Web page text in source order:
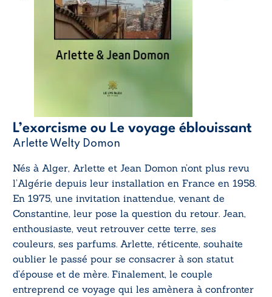
L’exorcisme ou Le voyage éblouissant
Arlette Welty Domon
Nés à Alger, Arlette et Jean Domon n’ont plus revu
l’Algérie depuis leur installation en France en 1958.
En 1975, une invitation inattendue, venant de
Constantine, leur pose la question du retour. Jean,
enthousiaste, veut retrouver cette terre, ses
couleurs, ses parfums. Arlette, réticente, souhaite
oublier le passé pour se consacrer à son statut
d’épouse et de mère. Finalement, le couple
entreprend ce voyage qui les amènera à confronter